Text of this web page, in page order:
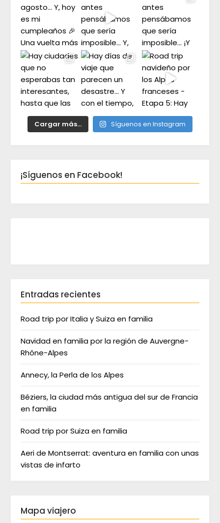
Cargar más... Síguenos en Instagram
¡Síguenos en Facebook!
Entradas recientes
Road trip por Italia y Suiza en familia
Navidad en familia por la región de Auvergne-
Rhône-Alpes
Annecy, la Perla de los Alpes
Béziers, la ciudad más antigua del sur de Francia
en familia
Road trip por Suiza en familia
Aeri de Montserrat: aventura en familia con unas
vistas de infarto
Mapa viajero